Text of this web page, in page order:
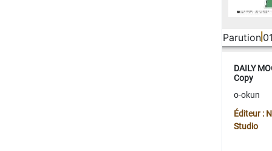
Parution
DAILY
Copy
o-okun
Éditeur :
Studio